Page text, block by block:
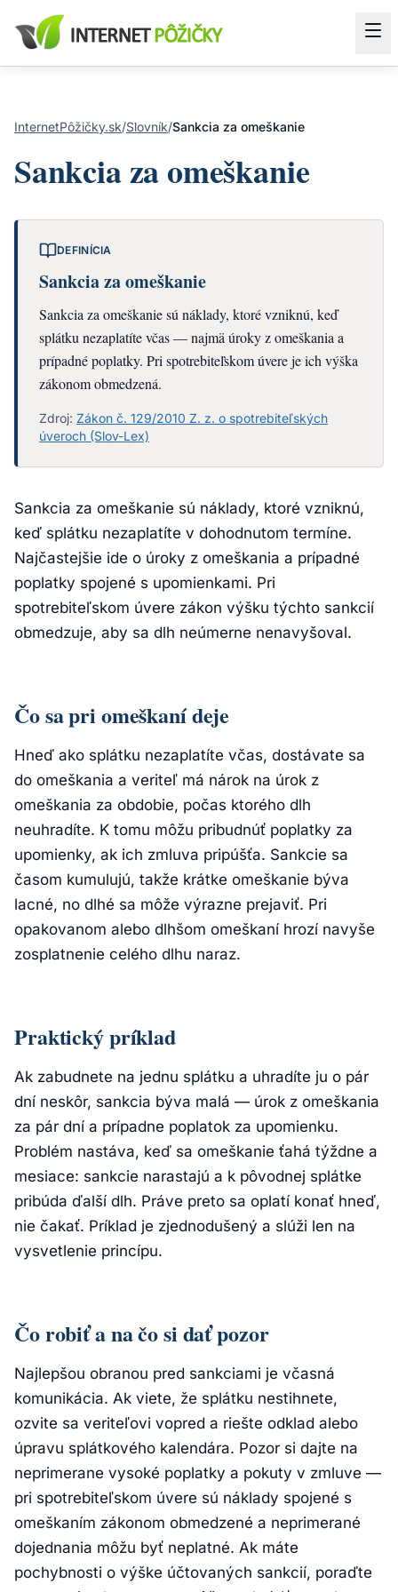
InternetPôžičky.sk/Slovník/Sankcia za omeškanie
Sankcia za omeškanie
DEFINÍCIA
Sankcia za omeškanie
Sankcia za omeškanie sú náklady, ktoré vzniknú, keď
splátku nezaplatíte včas — najmä úroky z omeškania a
prípadné poplatky. Pri spotrebiteľskom úvere je ich výška
zákonom obmedzená.
Zdroj: Zákon č. 129/2010 Z. z. o spotrebiteľských
úveroch (Slov-Lex)
Sankcia za omeškanie sú náklady, ktoré vzniknú,
keď splátku nezaplatíte v dohodnutom termíne.
Najčastejšie ide o úroky z omeškania a prípadné
poplatky spojené s upomienkami. Pri
spotrebiteľskom úvere zákon výšku týchto sankcií
obmedzuje, aby sa dlh neúmerne nenavyšoval.
Čo sa pri omeškaní deje
Hneď ako splátku nezaplatíte včas, dostávate sa
do omeškania a veriteľ má nárok na úrok z
omeškania za obdobie, počas ktorého dlh
neuhradíte. K tomu môžu pribudnúť poplatky za
upomienky, ak ich zmluva pripúšťa. Sankcie sa
časom kumulujú, takže krátke omeškanie býva
lacné, no dlhé sa môže výrazne prejaviť. Pri
opakovanom alebo dlhšom omeškaní hrozí navyše
zosplatnenie celého dlhu naraz.
Praktický príklad
Ak zabudnete na jednu splátku a uhradíte ju o pár
dní neskôr, sankcia býva malá — úrok z omeškania
za pár dní a prípadne poplatok za upomienku.
Problém nastáva, keď sa omeškanie ťahá týždne a
mesiace: sankcie narastajú a k pôvodnej splátke
pribúda ďalší dlh. Práve preto sa oplatí konať hneď,
nie čakať. Príklad je zjednodušený a slúži len na
vysvetlenie princípu.
Čo robiť a na čo si dať pozor
Najlepšou obranou pred sankciami je včasná
komunikácia. Ak viete, že splátku nestihnete,
ozvite sa veriteľovi vopred a riešte odklad alebo
úpravu splátkového kalendára. Pozor si dajte na
neprimerane vysoké poplatky a pokuty v zmluve —
pri spotrebiteľskom úvere sú náklady spojené s
omeškaním zákonom obmedzené a neprimerané
dojednania môžu byť neplatné. Ak máte
pochybnosti o výške účtovaných sankcií, poraďte